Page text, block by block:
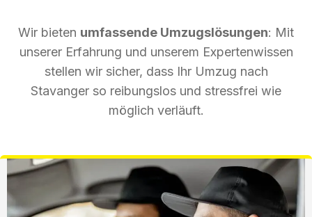
Wir bieten umfassende Umzugslösungen: Mit
unserer Erfahrung und unserem Expertenwissen
stellen wir sicher, dass Ihr Umzug nach
Stavanger so reibungslos und stressfrei wie
möglich verläuft.